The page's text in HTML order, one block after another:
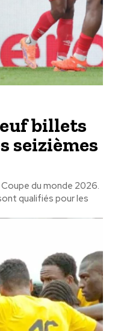
billets
seizièmes
du monde 2026.
qualifiés pour les